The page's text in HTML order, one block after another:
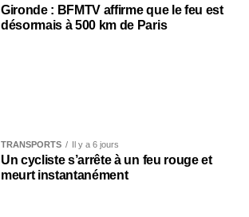
Gironde : BFMTV affirme que le feu est
désormais à 500 km de Paris
TRANSPORTS Il y a 6 jours
Un cycliste s’arrête à un feu rouge et
meurt instantanément